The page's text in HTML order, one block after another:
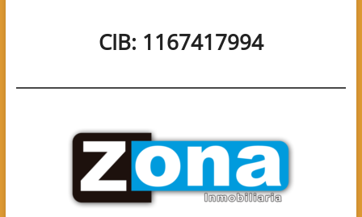
CIB: 1167417994